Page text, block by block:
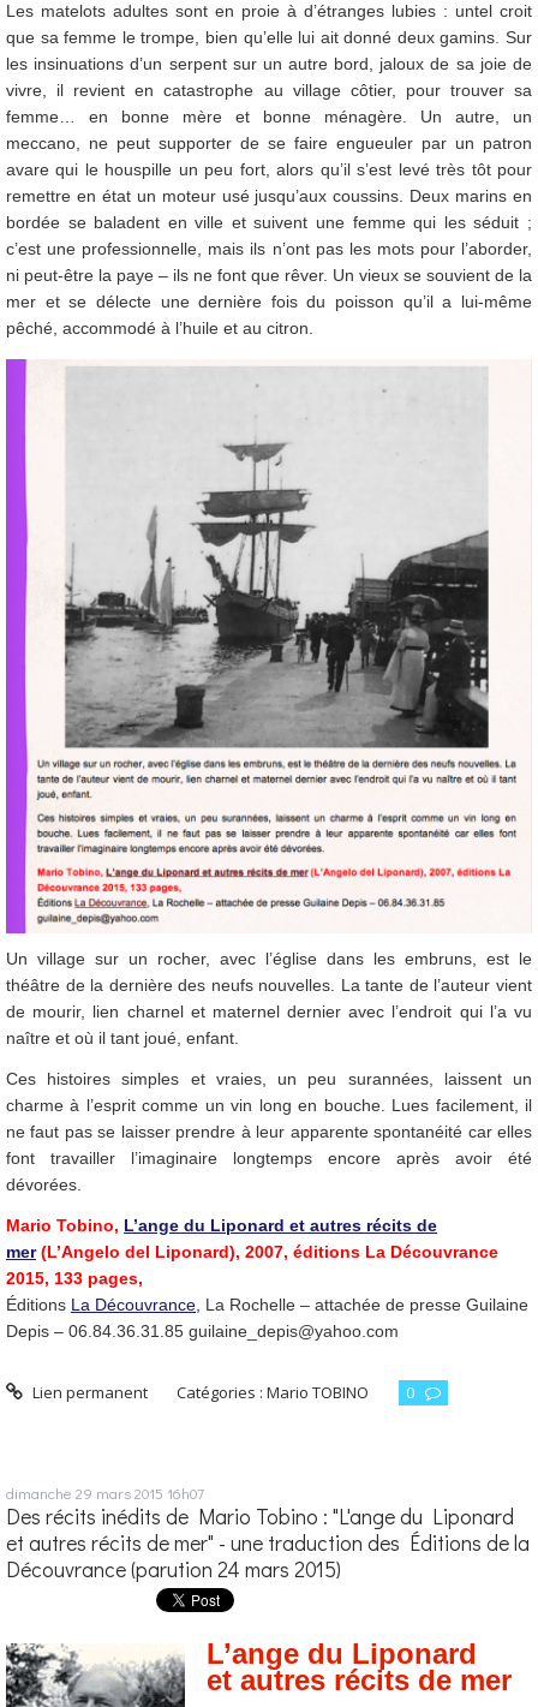
Les matelots adultes sont en proie à d’étranges lubies : untel croit
que sa femme le trompe, bien qu’elle lui ait donné deux gamins. Sur
les insinuations d’un serpent sur un autre bord, jaloux de sa joie de
vivre, il revient en catastrophe au village côtier, pour trouver sa
femme… en bonne mère et bonne ménagère. Un autre, un
meccano, ne peut supporter de se faire engueuler par un patron
avare qui le houspille un peu fort, alors qu’il s’est levé très tôt pour
remettre en état un moteur usé jusqu’aux coussins. Deux marins en
bordée se baladent en ville et suivent une femme qui les séduit ;
c’est une professionnelle, mais ils n’ont pas les mots pour l’aborder,
ni peut-être la paye – ils ne font que rêver. Un vieux se souvient de la
mer et se délecte une dernière fois du poisson qu’il a lui-même
pêché, accommodé à l’huile et au citron.
Un village sur un rocher, avec l’église dans les embruns, est le
théâtre de la dernière des neufs nouvelles. La tante de l’auteur vient
de mourir, lien charnel et maternel dernier avec l’endroit qui l’a vu
naître et où il tant joué, enfant.
Ces histoires simples et vraies, un peu surannées, laissent un
charme à l’esprit comme un vin long en bouche. Lues facilement, il
ne faut pas se laisser prendre à leur apparente spontanéité car elles
font travailler l’imaginaire longtemps encore après avoir été
dévorées.
Mario Tobino, L’ange du Liponard et autres récits de
mer(L’Angelo del Liponard), 2007, éditions La Découvrance
2015, 133 pages,
Éditions La Découvrance, La Rochelle – attachée de presse Guilaine
Depis – 06.84.36.31.85 guilaine_depis@yahoo.com
Lien permanent Catégories :Mario TOBINO 0
dimanche 29 mars 2015 16h07
Des récits inédits de Mario Tobino : "L'ange du Liponard
et autres récits de mer" - une traduction des Éditions de la
Découvrance (parution 24 mars 2015)
L’ange du Liponard
et autres récits de mer